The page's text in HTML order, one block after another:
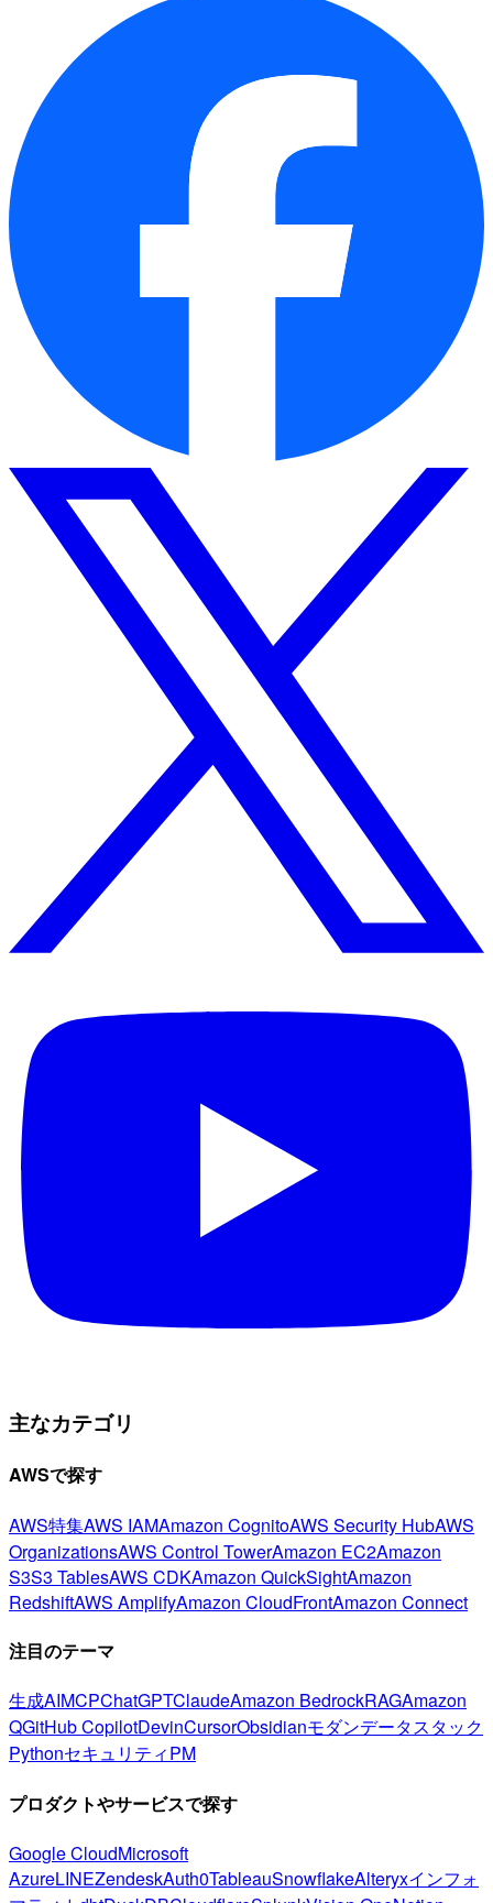
主なカテゴリ
AWSで探す
AWS特集AWS IAMAmazon CognitoAWS Security HubAWS
OrganizationsAWS Control TowerAmazon EC2Amazon
S3S3 TablesAWS CDKAmazon QuickSightAmazon
RedshiftAWS AmplifyAmazon CloudFrontAmazon Connect
注目のテーマ
生成AIMCPChatGPTClaudeAmazon BedrockRAGAmazon
QGitHub CopilotDevinCursorObsidianモダンデータスタック
PythonセキュリティPM
プロダクトやサービスで探す
Google CloudMicrosoft
AzureLINEZendeskAuth0TableauSnowflakeAlteryxインフォ